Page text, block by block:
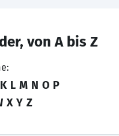
von A bis Z
K L M N O P
X Y Z